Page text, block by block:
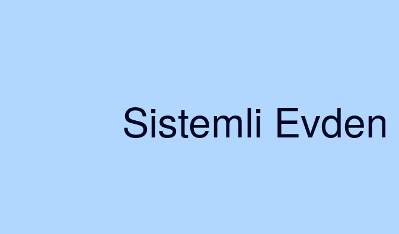
Sistemli Evden